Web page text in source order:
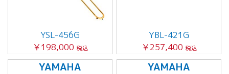
YSL-456G
￥198,000 税込
YBL-421G
￥257,400 税込
YAMAHA YAMAHA